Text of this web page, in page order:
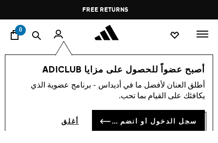
Pause
promotion
rotation
FREE DELIVERY OVER 35 KWD
0
أصبح عضواً للحصول على مزايا ADICLUB
أطلق العنان لأفضل ما في أديداس - برنامج عضوية الذي
يكافئك على القيام بما تحب.
سجل الدخول أو انضم الآن أغلق
الرياضات رياضات أخرى كرة المضرب
CLOTHING (136)